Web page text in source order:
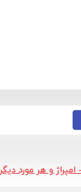
و هر مورد دیگر